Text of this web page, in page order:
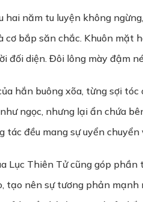
hai năm tu luyện không
cơ bắp săn chắc. Khuôn
đối diện. Đôi lông mày đậm
hắn buông xõa, từng sợi
ngọc, nhưng lại ẩn chứa
tác đều mang sự uyển
Lục Thiên Tử cũng góp
tạo nên sự tương phản mạnh